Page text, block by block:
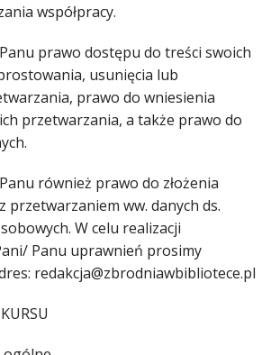
współpracy.
prawo dostępu do treści swoich
usunięcia lub
prawo do wniesienia
przetwarzania, a także prawo do
również prawo do złożenia
przetwarzaniem ww. danych ds.
W celu realizacji
Panu uprawnień prosimy
redakcja@zbrodniawbibliotece.pl